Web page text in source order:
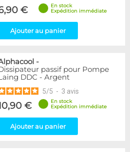
€
En stock
Expédition immédiate
Ajouter au panier
-
passif pour Pompe
DDC - Argent
5/5 - 3 avis
€
En stock
Expédition immédiate
Ajouter au panier